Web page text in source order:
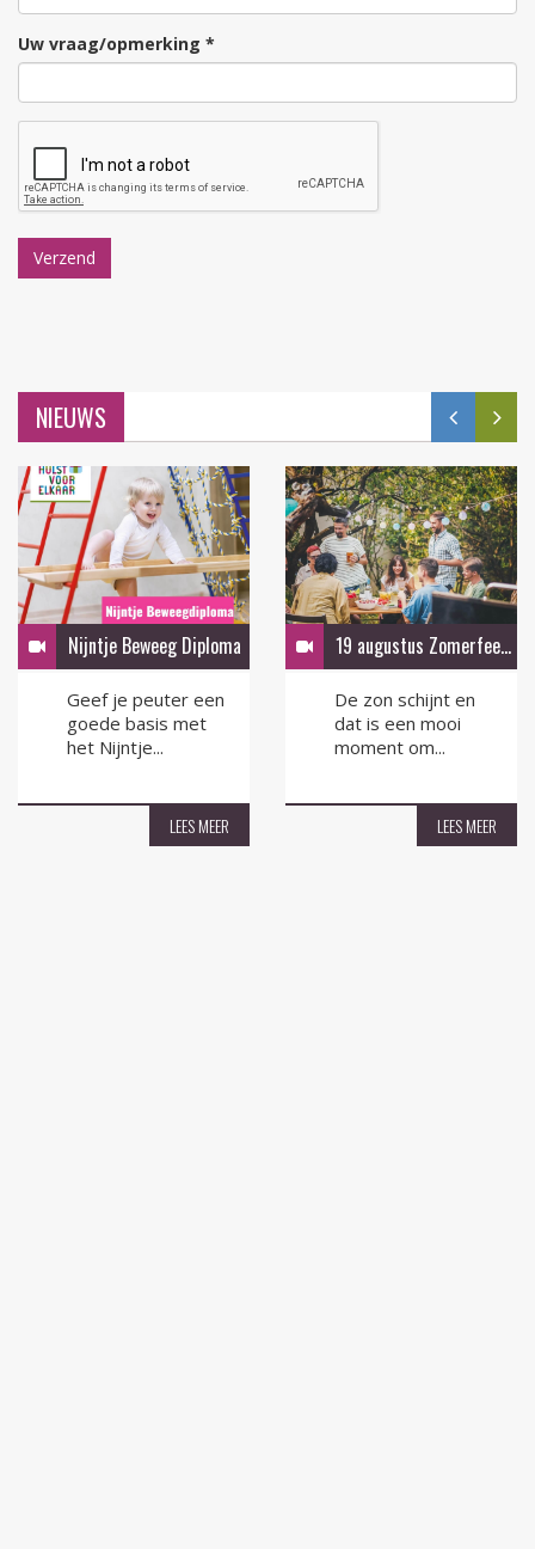
Uw vraag/opmerking *
NIEUWS
Nijntje Beweeg Diploma
Geef je peuter een
goede basis met
het Nijntje...
LEES MEER
19 augustus Zomerfeest in de tuin
De zon schijnt en
dat is een mooi
moment om...
LEES MEER